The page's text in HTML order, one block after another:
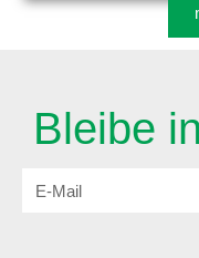
Bleibe